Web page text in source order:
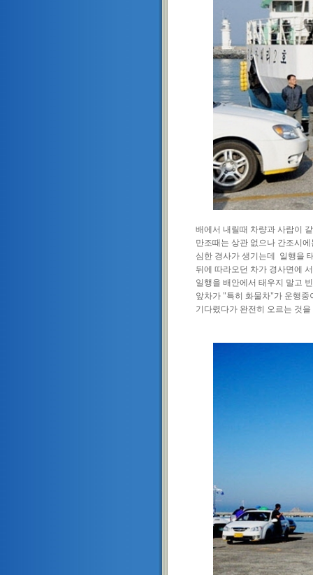
배에서 내릴때 차량과 사람이
만조때는 상관 없으나 간조시
심한 경사가 생기는데 일행을
뒤에 따라오던 차가 경사면에
일행을 배안에서 태우지 말고
앞차가 "특히 화물차"가 운행
기다렸다가 완전히 오르는 것